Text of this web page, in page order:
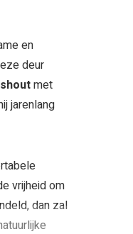
en
deur
met
jarenlang
vrijheid om
dan zal